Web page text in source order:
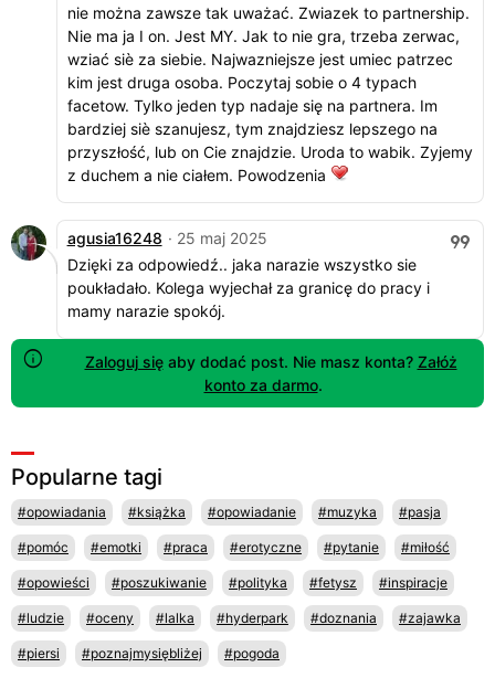
nie można zawsze tak uważać. Zwiazek to partnership.
Nie ma ja I on. Jest MY. Jak to nie gra, trzeba zerwac,
wziać siè za siebie. Najwazniejsze jest umiec patrzec
kim jest druga osoba. Poczytaj sobie o 4 typach
facetow. Tylko jeden typ nadaje się na partnera. Im
bardziej siè szanujesz, tym znajdziesz lepszego na
przyszłość, lub on Cie znajdzie. Uroda to wabik. Zyjemy
z duchem a nie ciałem. Powodzenia
agusia16248 · 25 maj 2025
Dzięki za odpowiedź.. jaka narazie wszystko sie
poukładało. Kolega wyjechał za granicę do pracy i
mamy narazie spokój.
Zaloguj sięaby dodać post. Nie masz konta? Załóż
konto za darmo.
Popularne tagi
#opowiadania #książka #opowiadanie #muzyka #pasja
#pomóc #emotki #praca #erotyczne #pytanie #miłość
#opowieści #poszukiwanie #polityka #fetysz #inspiracje
#ludzie #oceny #lalka #hyderpark #doznania #zajawka
#piersi #poznajmysiębliżej #pogoda